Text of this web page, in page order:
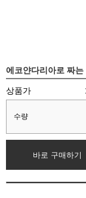
에코얀다리아로 짜
상품가
수량
바로 구매하기